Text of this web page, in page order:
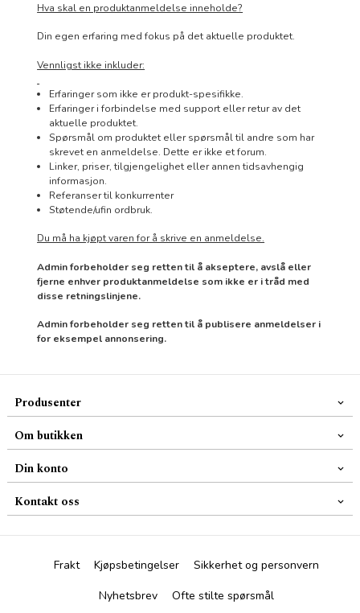
Hva skal en produktanmeldelse inneholde?
Din egen erfaring med fokus på det aktuelle produktet.
Vennligst ikke inkluder:
Erfaringer som ikke er produkt-spesifikke.
Erfaringer i forbindelse med support eller retur av det
aktuelle produktet.
Spørsmål om produktet eller spørsmål til andre som har
skrevet en anmeldelse. Dette er ikke et forum.
Linker, priser, tilgjengelighet eller annen tidsavhengig
informasjon.
Referanser til konkurrenter
Støtende/ufin ordbruk.
Du må ha kjøpt varen for å skrive en anmeldelse.
Admin forbeholder seg retten til å akseptere, avslå eller
fjerne enhver produktanmeldelse som ikke er i tråd med
disse retningslinjene.
Admin forbeholder seg retten til å publisere anmeldelser i
for eksempel annonsering.
Produsenter
Om butikken
Din konto
Kontakt oss
Frakt Kjøpsbetingelser
Sikkerhet og personvern
Nyhetsbrev
Ofte stilte spørsmål